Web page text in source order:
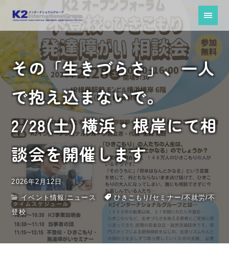
その「生きづらさ」、一人
で抱え込まないで。
2/28(土) 横浜・根岸にて相
談会を開催します
2026年2月12日
イベント情報/ニュース ひきこもり/セミナー/不就労/不
登校